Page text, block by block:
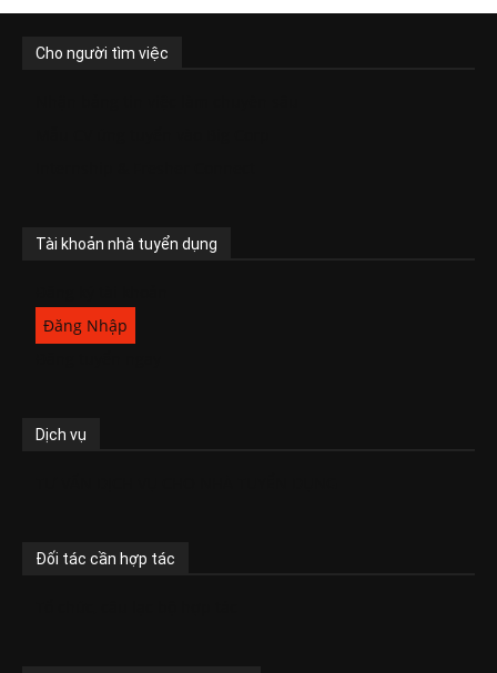
Cho người tìm việc
Tài khoản nhà tuyển dụng
Đăng Nhập
Dịch vụ
Đối tác cần hợp tác